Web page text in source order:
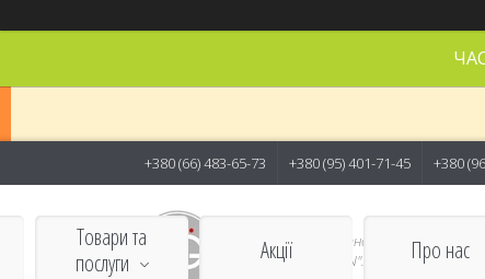
+380 (66) 483-65-73 +380 (95) 401-71-45 +380
Студія предметної зйомки в
Києві - "BAZOVKIN".
Товари та
послуги
Акції Про нас